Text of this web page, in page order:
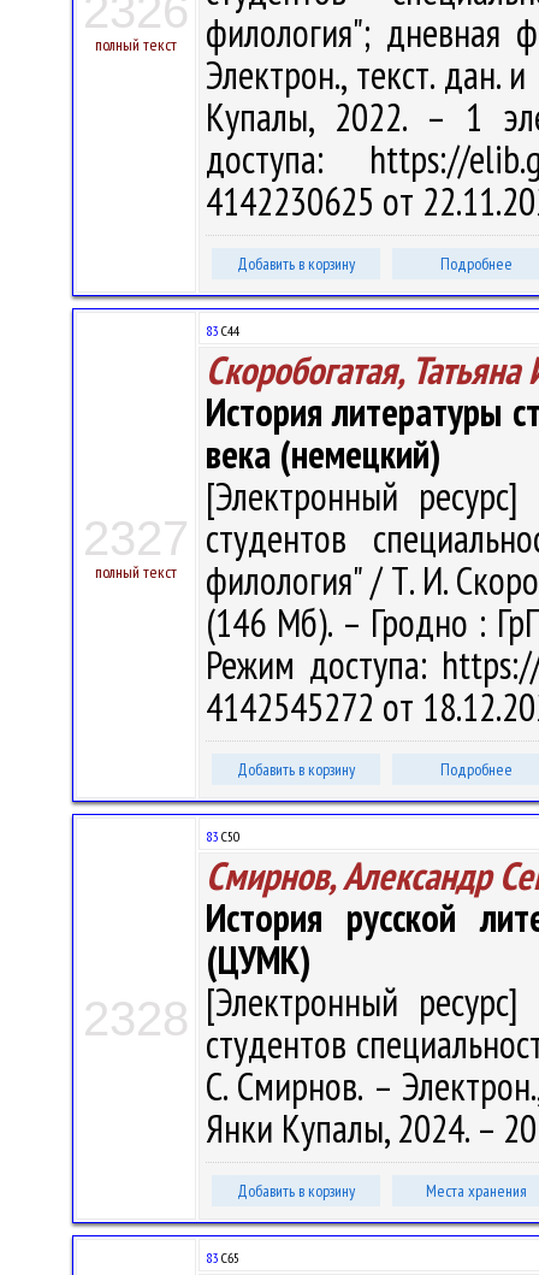
2326
полный текст
филология"; дневная
Электрон., текст. дан.
Купалы, 2022. – 1
доступа: https://
4142230625 от
Добавить в корзину Подробнее
2327
полный текст
83 С44
Скоробогатая,
История литературы
века (немецкий)
[Электронный
студентов
филология" / Т. И.
(146 Мб). – Гродно :
Режим доступа:
4142545272 от
Добавить в корзину Подробнее
2328
83 С50
Смирнов, Александр
История русской
(ЦУМК)
[Электронный
студентов
С. Смирнов. –
Янки Купалы, 2024. –
Добавить в корзину Места хранения
83 С65